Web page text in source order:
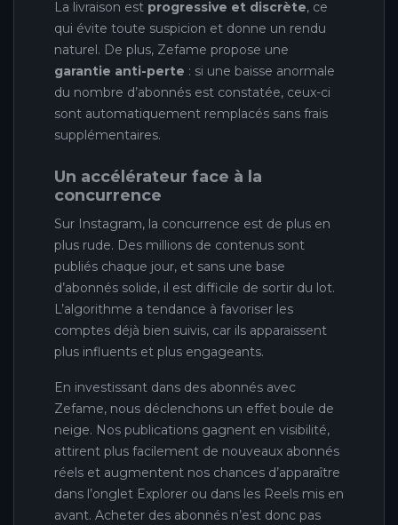
La livraison est progressive et discrète, ce
qui évite toute suspicion et donne un rendu
naturel. De plus, Zefame propose une
garantie anti-perte : si une baisse anormale
du nombre d’abonnés est constatée, ceux-ci
sont automatiquement remplacés sans frais
supplémentaires.
Un accélérateur face à la
concurrence
Sur Instagram, la concurrence est de plus en
plus rude. Des millions de contenus sont
publiés chaque jour, et sans une base
d’abonnés solide, il est difficile de sortir du lot.
L’algorithme a tendance à favoriser les
comptes déjà bien suivis, car ils apparaissent
plus influents et plus engageants.
En investissant dans des abonnés avec
Zefame, nous déclenchons un effet boule de
neige. Nos publications gagnent en visibilité,
attirent plus facilement de nouveaux abonnés
réels et augmentent nos chances d’apparaître
dans l’onglet Explorer ou dans les Reels mis en
avant. Acheter des abonnés n’est donc pas